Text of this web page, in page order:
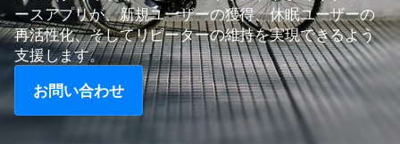
ースアプリが、新規ユーザーの獲得、休眠ユーザーの
再活性化、そしてリピーターの維持を実現できるよう
支援します。
お問い合わせ